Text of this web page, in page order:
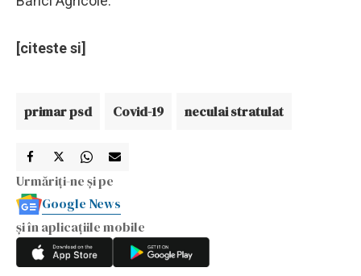
[citeste si]
primar psd Covid-19 neculai stratulat
Urmăriți-ne și pe
Google News
și în aplicațiile mobile